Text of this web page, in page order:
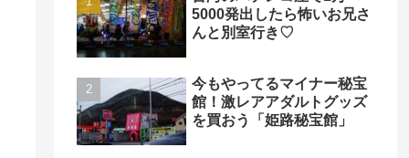
5000発出したら怖いお兄さ
んと別室行き♡
今もやってるマイナー秘宝
館！激レアアダルトグッズ
を買おう「姫路秘宝館」